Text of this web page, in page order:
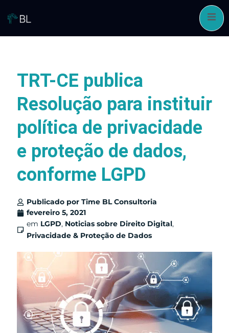
Pular
para
TRT-CE publica
Resolução para instituir
política de privacidade
e proteção de dados,
conforme LGPD
Publicado por Time BL Consultoria
fevereiro 5, 2021
em LGPD, Noticias sobre Direito Digital,
Privacidade & Proteção de Dados